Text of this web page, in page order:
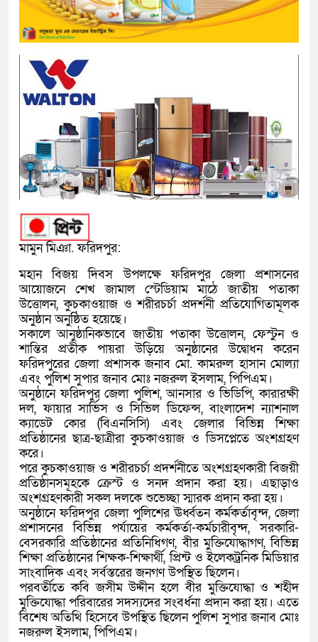
মামুন মিঞা. ফরিদপুর:
মহান বিজয় দিবস উপলক্ষে ফরিদপুর জেলা প্রশাসনের
আয়োজনে শেখ জামাল স্টেডিয়াম মাঠে জাতীয় পতাকা
উত্তোলন, কুচকাওয়াজ ও শরীরচর্চা প্রদর্শনী প্রতিযোগিতামূলক
অনুষ্ঠান অনুষ্ঠিত হয়েছে।
সকালে আনুষ্ঠানিকভাবে জাতীয় পতাকা উত্তোলন, ফেস্টুন ও
শান্তির প্রতীক পায়রা উড়িয়ে অনুষ্ঠানের উদ্বোধন করেন
ফরিদপুরের জেলা প্রশাসক জনাব মো. কামরুল হাসান মোল্যা
এবং পুলিশ সুপার জনাব মোঃ নজরুল ইসলাম, পিপিএম।
অনুষ্ঠানে ফরিদপুর জেলা পুলিশ, আনসার ও ভিডিপি, কারারক্ষী
দল, ফায়ার সার্ভিস ও সিভিল ডিফেন্স, বাংলাদেশ ন্যাশনাল
ক্যাডেট কোর (বিএনসিসি) এবং জেলার বিভিন্ন শিক্ষা
প্রতিষ্ঠানের ছাত্র-ছাত্রীরা কুচকাওয়াজ ও ডিসপ্লেতে অংশগ্রহণ
করে।
পরে কুচকাওয়াজ ও শরীরচর্চা প্রদর্শনীতে অংশগ্রহণকারী বিজয়ী
প্রতিষ্ঠানসমূহকে ক্রেস্ট ও সনদ প্রদান করা হয়। এছাড়াও
অংশগ্রহণকারী সকল দলকে শুভেচ্ছা স্মারক প্রদান করা হয়।
অনুষ্ঠানে ফরিদপুর জেলা পুলিশের ঊর্ধ্বতন কর্মকর্তাবৃন্দ, জেলা
প্রশাসনের বিভিন্ন পর্যায়ের কর্মকর্তা-কর্মচারীবৃন্দ, সরকারি-
বেসরকারি প্রতিষ্ঠানের প্রতিনিধিগণ, বীর মুক্তিযোদ্ধাগণ, বিভিন্ন
শিক্ষা প্রতিষ্ঠানের শিক্ষক-শিক্ষার্থী, প্রিন্ট ও ইলেকট্রনিক মিডিয়ার
সাংবাদিক এবং সর্বস্তরের জনগণ উপস্থিত ছিলেন।
পরবর্তীতে কবি জসীম উদ্দীন হলে বীর মুক্তিযোদ্ধা ও শহীদ
মুক্তিযোদ্ধা পরিবারের সদস্যদের সংবর্ধনা প্রদান করা হয়। এতে
বিশেষ অতিথি হিসেবে উপস্থিত ছিলেন পুলিশ সুপার জনাব মোঃ
নজরুল ইসলাম, পিপিএম।